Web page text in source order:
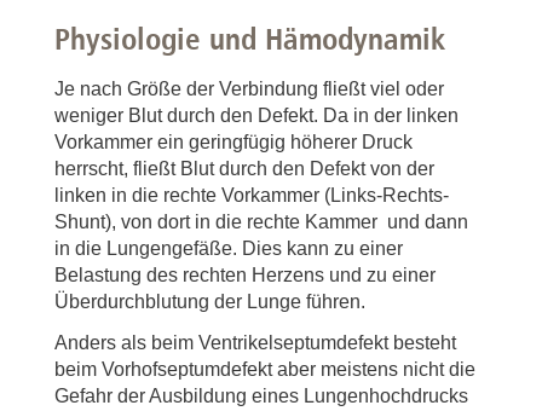
Physiologie und Hämodynamik
Je nach Größe der Verbindung fließt viel oder
weniger Blut durch den Defekt. Da in der linken
Vorkammer ein geringfügig höherer Druck
herrscht, fließt Blut durch den Defekt von der
linken in die rechte Vorkammer (Links-Rechts-
Shunt), von dort in die rechte Kammer und dann
in die Lungengefäße. Dies kann zu einer
Belastung des rechten Herzens und zu einer
Überdurchblutung der Lunge führen.
Anders als beim Ventrikelseptumdefekt besteht
beim Vorhofseptumdefekt aber meistens nicht die
Gefahr der Ausbildung eines Lungenhochdrucks